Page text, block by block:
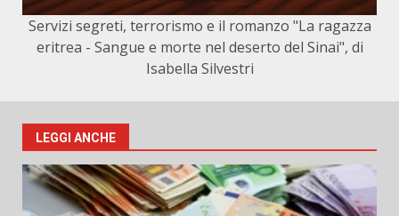
Servizi segreti, terrorismo e il romanzo "La ragazza
eritrea - Sangue e morte nel deserto del Sinai", di
Isabella Silvestri
LEGGI ANCHE